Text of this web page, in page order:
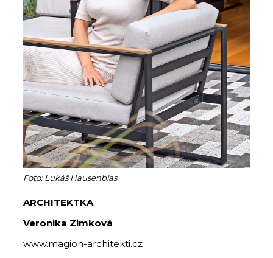
Foto: Lukáš Hausenblas
ARCHITEKTKA
Veronika Zimková
www.magion-architekti.cz